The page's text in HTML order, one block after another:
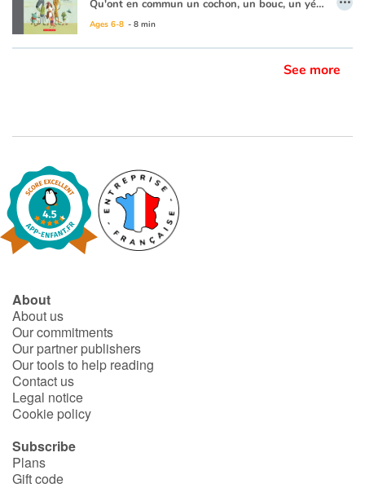
Qu'ont en commun un cochon, un bouc, un yéti, un chien et un dragon ? Ils ont tous mauvaise haleine ! Frédérique Loew nous propose un album aussi amusant que dégoûtant avec une parcelle de tendresse en prime. Cet album matelassé présente avec un humour décapant les répercussions de la mauvaise haleine d'une dizaine d'animaux. Des rimes rigolotes accompagnées d'illustrations tout aussi craquantes feront rire aux éclats les enfants. Grâce au thème des odeurs, les enfants et leurs parents pourront s'amuser à trouver d'autres odeurs et d'autres rimes.
Ages 6-8 - 8 min
See more
About
About us
Our commitments
Our partner publishers
Our tools to help reading
Contact us
Legal notice
Cookie policy
Subscribe
Plans
Gift code